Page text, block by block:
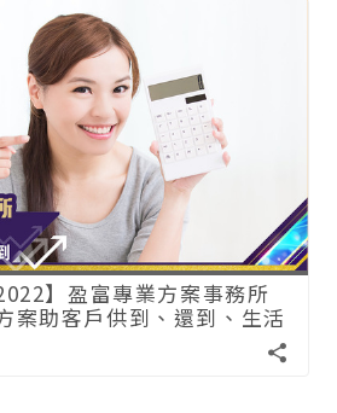
】盈富專業方案事務所
案助客戶供到、還到、生活